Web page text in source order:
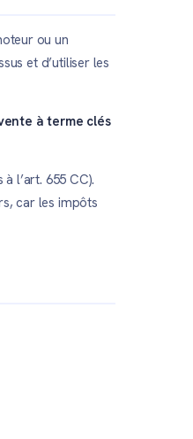
ou un
et d’utiliser les
à terme clés
l’art. 655 CC).
car les impôts